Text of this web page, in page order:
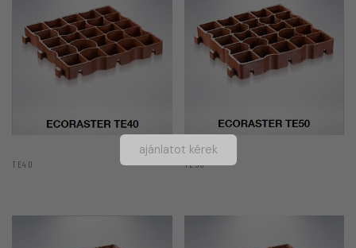
TE40 TE50
ajánlatot kérek